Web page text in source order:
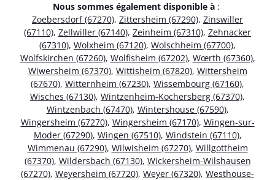
Nous sommes également disponible à :
Zoebersdorf (67270), Zittersheim (67290), Zinswiller
(67110), Zellwiller (67140), Zeinheim (67310), Zehnacker
(67310), Wolxheim (67120), Wolschheim (67700),
Wolfskirchen (67260), Wolfisheim (67202), Wœrth (67360),
Wiwersheim (67370), Wittisheim (67820), Wittersheim
(67670), Witternheim (67230), Wissembourg (67160),
Wisches (67130), Wintzenheim-Kochersberg (67370),
Wintzenbach (67470), Wintershouse (67590),
Wingersheim (67270), Wingersheim (67170), Wingen-sur-
Moder (67290), Wingen (67510), Windstein (67110),
Wimmenau (67290), Wilwisheim (67270), Willgottheim
(67370), Wildersbach (67130), Wickersheim-Wilshausen
(67270), Weyersheim (67720), Weyer (67320), Westhouse-